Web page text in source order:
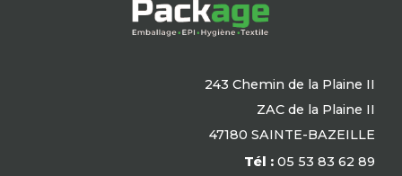
243 Chemin de la Plaine II
ZAC de la Plaine II
47180 SAINTE-BAZEILLE
Tél : 05 53 83 62 89